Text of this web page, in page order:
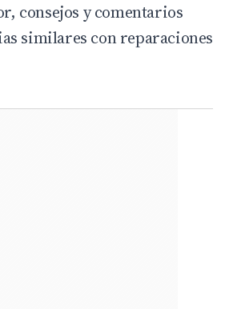
consejos y comentarios
similares con reparaciones